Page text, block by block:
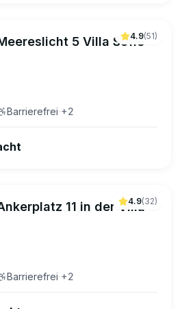
4.9(51)
5 Villa Sofie
Barrierefrei·+2
4.9(32)
11 in der Villa
Barrierefrei·+2